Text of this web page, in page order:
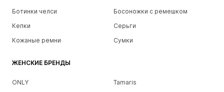
Ботинки челси
Босоножки с ремешком
Кепки
Серьги
Кожаные ремни
Сумки
ЖЕНСКИЕ БРЕНДЫ
ONLY
Tamaris